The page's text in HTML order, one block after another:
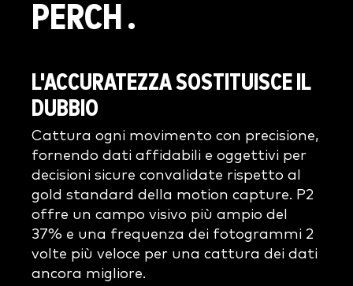
PERCH .
L'ACCURATEZZA SOSTITUISCE IL
DUBBIO
Cattura ogni movimento con precisione,
fornendo dati affidabili e oggettivi per
decisioni sicure convalidate rispetto al
gold standard della motion capture. P2
offre un campo visivo più ampio del
37% e una frequenza dei fotogrammi 2
volte più veloce per una cattura dei dati
ancora migliore.